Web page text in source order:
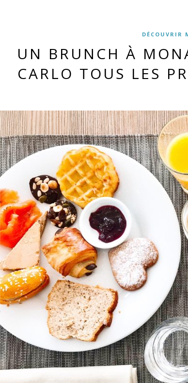
DÉCOUVRIR
UN BRUNCH À
CARLO TOUS LES